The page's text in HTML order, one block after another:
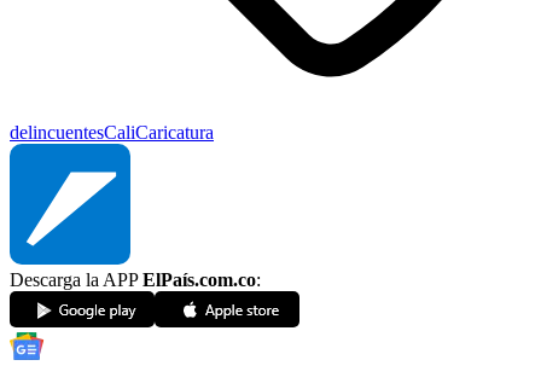
delincuentesCaliCaricatura
Descarga la APPElPaís.com.co: